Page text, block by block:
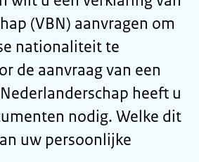
(VBN) aanvragen om
nationaliteit te
de aanvraag van een
heeft u
nodig. Welke dit
uw persoonlijke